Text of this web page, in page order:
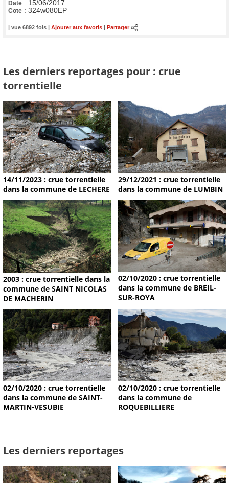
Date : 15/06/2017
Cote : 324w080EP
| vue 6892 fois | Ajouter aux favoris Partager
Les derniers reportages pour : crue
torrentielle
14/11/2023 : crue torrentielle
dans la commune de LECHERE
29/12/2021 : crue torrentielle
dans la commune de LUMBIN
2003 : crue torrentielle dans la
commune de SAINT NICOLAS
DE MACHERIN
02/10/2020 : crue torrentielle
dans la commune de BREIL-
SUR-ROYA
02/10/2020 : crue torrentielle
dans la commune de SAINT-
MARTIN-VESUBIE
02/10/2020 : crue torrentielle
dans la commune de
ROQUEBILLIERE
Les derniers reportages